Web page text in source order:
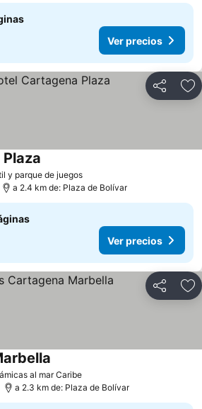
Ver precios
Compartir
y parque de juegos
a 2.4 km de: Plaza de Bolívar
Ver precios
Compartir
al mar Caribe
a 2.3 km de: Plaza de Bolívar